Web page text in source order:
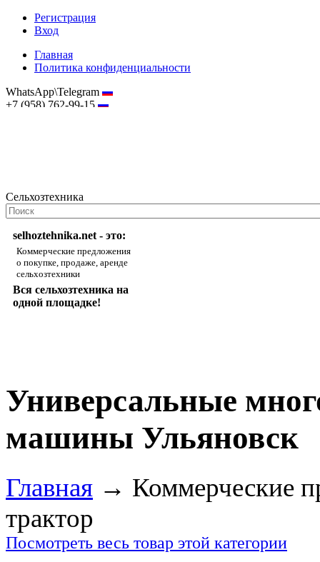
Регистрация
Вход
Главная
Политика конфиденциальности
WhatsApp\Telegram
+7 (958) 762-99-15
Сельхозтехника
selhoztehnika.net - это:
Коммерческие предложения
о покупке, продаже, аренде
сельхозтехники
Вся сельхозтехника на
одной площадке!
Универсальные
машины Ульяновск
Главная → Коммерческие
трактор
Посмотреть весь товар этой категории